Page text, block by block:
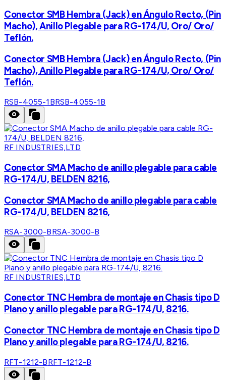
Conector SMB Hembra (Jack) en Ángulo Recto, (Pin
Macho), Anillo Plegable para RG-174/U, Oro/ Oro/
Teflón.
Conector SMB Hembra (Jack) en Ángulo Recto, (Pin
Macho), Anillo Plegable para RG-174/U, Oro/ Oro/
Teflón.
RSB-4055-1BRSB-4055-1B
RF INDUSTRIES,LTD
Conector SMA Macho de anillo plegable para cable
RG-174/U, BELDEN 8216,
Conector SMA Macho de anillo plegable para cable
RG-174/U, BELDEN 8216,
RSA-3000-BRSA-3000-B
RF INDUSTRIES,LTD
Conector TNC Hembra de montaje en Chasis tipo D
Plano y anillo plegable para RG-174/U, 8216.
Conector TNC Hembra de montaje en Chasis tipo D
Plano y anillo plegable para RG-174/U, 8216.
RFT-1212-BRFT-1212-B